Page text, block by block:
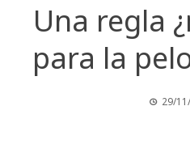
Una regla
para la
29/